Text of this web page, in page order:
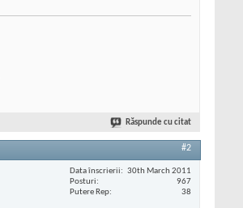
Răspunde cu citat
#2
Data înscrierii
30th March 2011
Posturi
967
Putere Rep
38